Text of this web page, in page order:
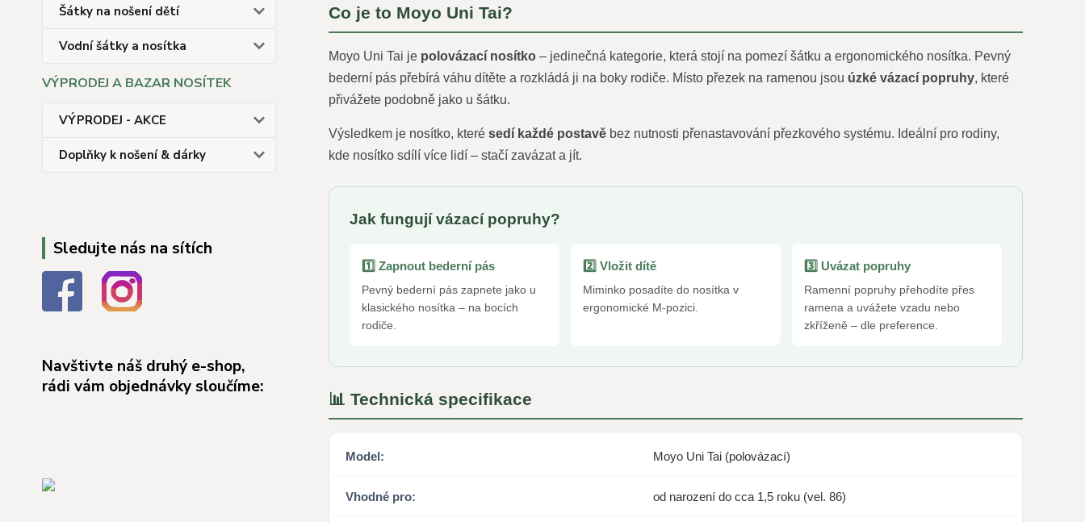
Šátky na nošení dětí
Vodní šátky a nosítka
VÝPRODEJ A BAZAR NOSÍTEK
VÝPRODEJ - AKCE
Doplňky k nošení & dárky
Sledujte nás na sítích
Navštivte náš druhý e-shop,
rádi vám objednávky sloučíme:
Co je to Moyo Uni Tai?
Moyo Uni Tai je polovázací nosítko– jedinečná kategorie, která stojí na pomezí šátku a ergonomického nosítka. Pevný
bederní pás přebírá váhu dítěte a rozkládá ji na boky rodiče. Místo přezek na ramenou jsou úzké vázací popruhy, které
přivážete podobně jako u šátku.
Výsledkem je nosítko, které sedí každé postavěbez nutnosti přenastavování přezkového systému. Ideální pro rodiny,
kde nosítko sdílí více lidí – stačí zavázat a jít.
Jak fungují vázací popruhy?
1️⃣ Zapnout bederní pás
Pevný bederní pás zapnete jako u
klasického nosítka – na bocích
rodiče.
2️⃣ Vložit dítě
Miminko posadíte do nosítka v
ergonomické M-pozici.
3️⃣ Uvázat popruhy
Ramenní popruhy přehodíte přes
ramena a uvážete vzadu nebo
zkříženě – dle preference.
📊 Technická specifikace
Model: Moyo Uni Tai (polovázací)
Vhodné pro: od narození do cca 1,5 roku (vel. 86)